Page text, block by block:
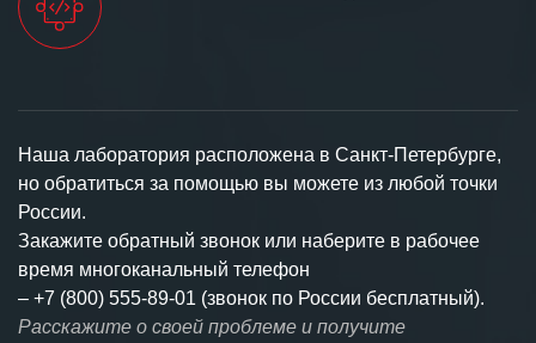
Наша лаборатория расположена в Санкт-Петербурге,
но обратиться за помощью вы можете из любой точки
России.
Закажите обратный звонок или наберите в рабочее
время многоканальный телефон
– +7 (800) 555-89-01 (звонок по России бесплатный).
Расскажите о своей проблеме и получите